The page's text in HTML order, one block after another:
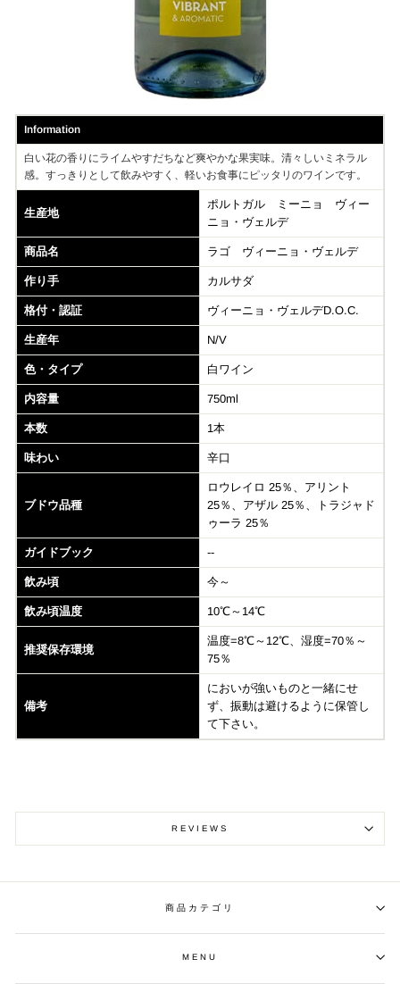
Information
白い花の香りにライムやすだちなど爽やかな果実味。清々しいミネラル
感。すっきりとして飲みやすく、軽いお食事にピッタリのワインです。
生産地
ポルトガル ミーニョ ヴィー
ニョ・ヴェルデ
商品名 ラゴ ヴィーニョ・ヴェルデ
作り手 カルサダ
格付・認証 ヴィーニョ・ヴェルデD.O.C.
生産年 N/V
色・タイプ 白ワイン
内容量 750ml
本数 1本
味わい 辛口
ブドウ品種
ロウレイロ 25％、アリント
25％、アザル 25％、トラジャド
ゥーラ 25％
ガイドブック --
飲み頃 今～
飲み頃温度 10℃～14℃
推奨保存環境
温度=8℃～12℃、湿度=70％～
75％
備考
においが強いものと一緒にせ
ず、振動は避けるように保管し
て下さい。
REVIEWS
商品カテゴリ
MENU